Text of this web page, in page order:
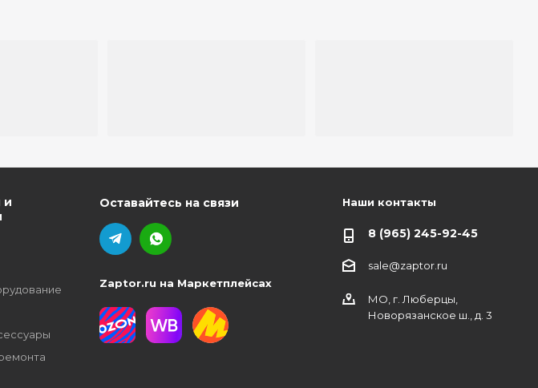
и
Оставайтесь на связи
Zaptor.ru на Маркетплейсах
Наши контакты
8 (965) 245-92-45
sale@zaptor.ru
МО, г. Люберцы,
Новорязанское ш., д. 3